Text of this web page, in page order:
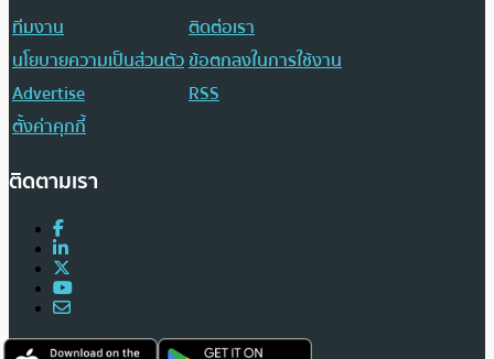
ทีมงาน
ติดต่อเรา
นโยบายความเป็นส่วนตัวข้อตกลงในการใช้งาน
Advertise
RSS
ตั้งค่าคุกกี้
ติดตามเรา